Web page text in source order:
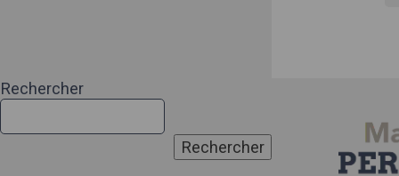
Rechercher
Rechercher